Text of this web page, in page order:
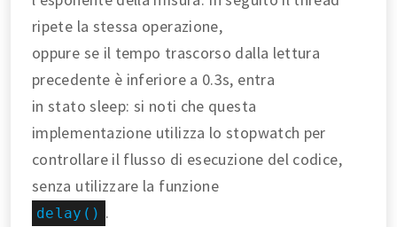
ripete la stessa operazione,
oppure se il tempo trascorso dalla lettura
precedente è inferiore a 0.3s, entra
in stato sleep: si noti che questa
implementazione utilizza lo stopwatch per
controllare il flusso di esecuzione del codice,
senza utilizzare la funzione
delay() .